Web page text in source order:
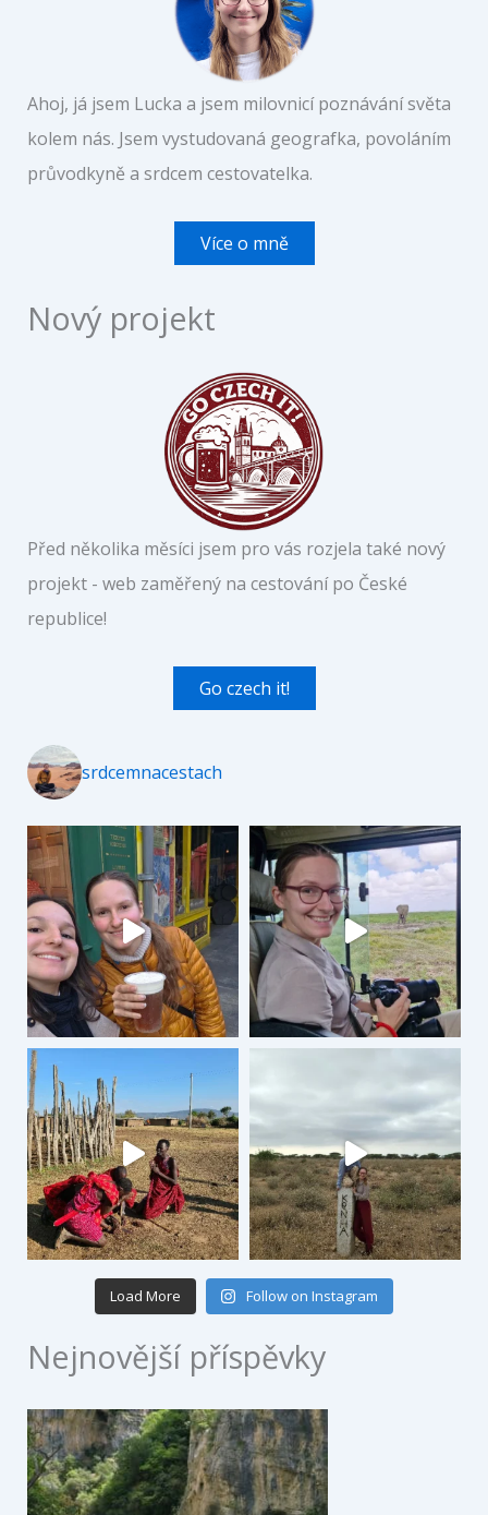
Ahoj, já jsem Lucka a jsem milovnicí poznávání světa
kolem nás. Jsem vystudovaná geografka, povoláním
průvodkyně a srdcem cestovatelka.
Více o mně
Nový projekt
Před několika měsíci jsem pro vás rozjela také nový
projekt - web zaměřený na cestování po České
republice!
Go czech it!
srdcemnacestach
Load More Follow on Instagram
Nejnovější příspěvky